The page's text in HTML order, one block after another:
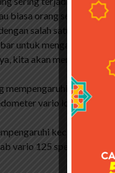
biasa orang sebut mati
salah satu layanan
untuk mengatur
kita akan membahas
mempengaruhi
vario lcd atau
kecepatan
vario 125 speedometer